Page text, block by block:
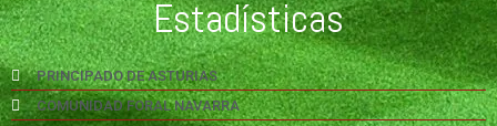
Estadísticas
PRINCIPADO DE ASTURIAS
COMUNIDAD FORAL NAVARRA